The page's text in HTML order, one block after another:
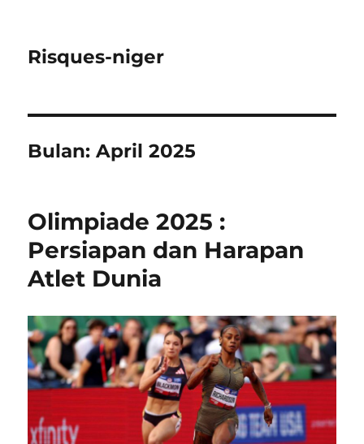
Risques-niger
Bulan:April 2025
Olimpiade 2025 :
Persiapan dan Harapan
Atlet Dunia